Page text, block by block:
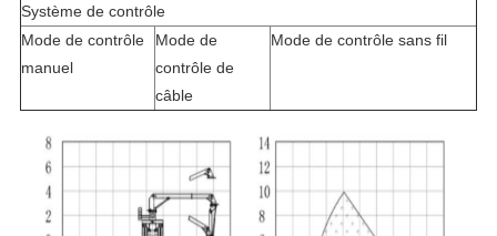
Système de contrôle
Mode de contrôle
manuel
Mode de
contrôle de
câble
Mode de contrôle sans fil